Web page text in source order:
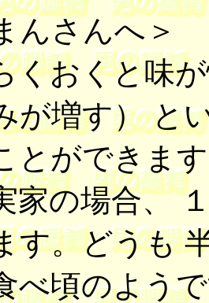
んさんへ
くおくと味
が増す） と
とができま
家の場合、
す。どうも
べ頃のよう